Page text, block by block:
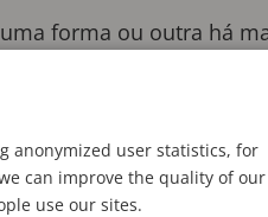
forma ou outra há
de novos campos de
de fundo
como novas técnicas
anonymized user statistics, for
can improve the quality of our
use our sites.